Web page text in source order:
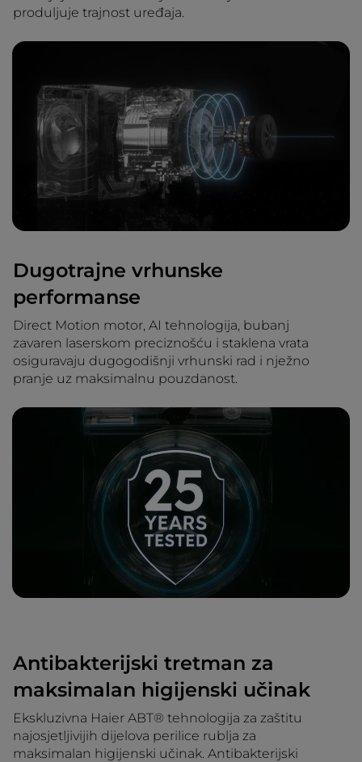
produljuje trajnost uređaja.
Dugotrajne vrhunske
performanse
Direct Motion motor, AI tehnologija, bubanj
zavaren laserskom preciznošću i staklena vrata
osiguravaju dugogodišnji vrhunski rad i nježno
pranje uz maksimalnu pouzdanost.
Antibakterijski tretman za
maksimalan higijenski učinak
Ekskluzivna Haier ABT® tehnologija za zaštitu
najosjetljivijih dijelova perilice rublja za
maksimalan higijenski učinak. Antibakterijski